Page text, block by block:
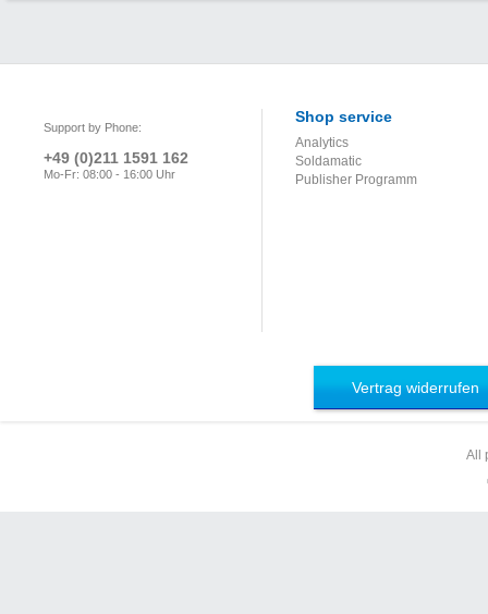
(DVS 2909-3)
Support by Phone:
+49 (0)211 1591 162
Mo-Fr: 08:00 - 16:00 Uhr
Shop service
Analytics
Soldamatic
Publisher Programm
Vertrag widerrufen
All